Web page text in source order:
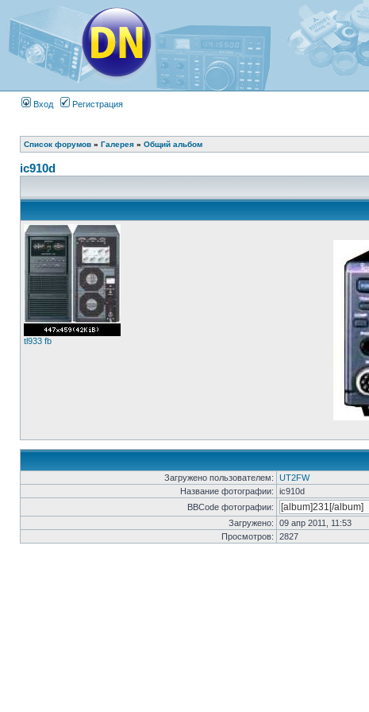
Вход Регистрация
Список форумов » Галерея » Общий альбом
ic910d
tl933 fb
Загружено пользователем:
UT2FW
Название фотографии:
ic910d
BBCode фотографии:
Загружено:
09 апр 2011, 11:53
Просмотров:
2827